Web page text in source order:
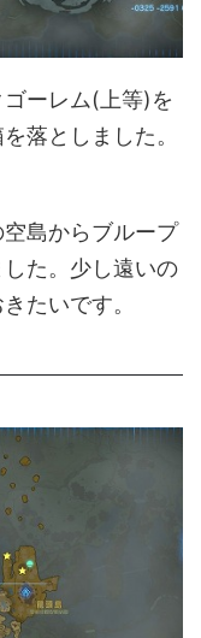
ーレム(上等)を
落としました。
島からブループ
た。少し遠いの
たいです。